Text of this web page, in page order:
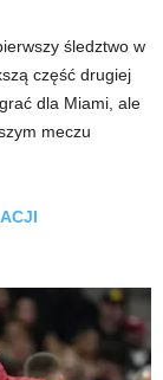
śledztwo w
część drugiej
dla Miami, ale
meczu